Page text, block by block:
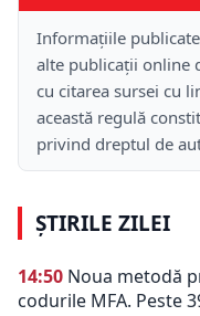
Informațiile
alte publicații online
cu citarea sursei cu
această regulă
privind dreptul de
ȘTIRILE ZILEI
14:50 Noua metodă
codurile MFA. Peste